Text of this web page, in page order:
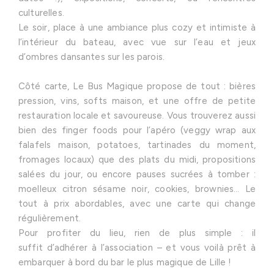
culturelles.
Le soir, place à une ambiance plus cozy et intimiste à
l’intérieur du bateau, avec vue sur l’eau et jeux
d’ombres dansantes sur les parois.
Côté carte, Le Bus Magique propose de tout : bières
pression, vins, softs maison, et une offre de petite
restauration locale et savoureuse. Vous trouverez aussi
bien des finger foods pour l’apéro (veggy wrap aux
falafels maison, potatoes, tartinades du moment,
fromages locaux) que des plats du midi, propositions
salées du jour, ou encore pauses sucrées à tomber :
moelleux citron sésame noir, cookies, brownies… Le
tout à prix abordables, avec une carte qui change
régulièrement.
Pour profiter du lieu, rien de plus simple : il
suffit d’adhérer à l’association – et vous voilà prêt à
embarquer à bord du bar le plus magique de Lille !